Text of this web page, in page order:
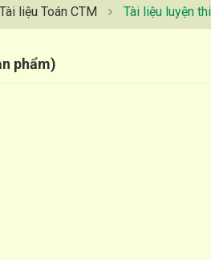
Tài liệu Toán CTM Tài liệu luyện thi
phẩm)